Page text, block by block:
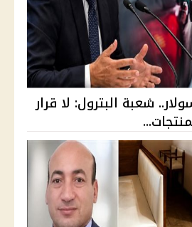
شعبة البترول: لا قرار